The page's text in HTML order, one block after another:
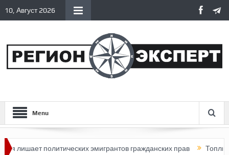
10, Август 2026
Menu
политических эмигрантов гражданских прав Топливный